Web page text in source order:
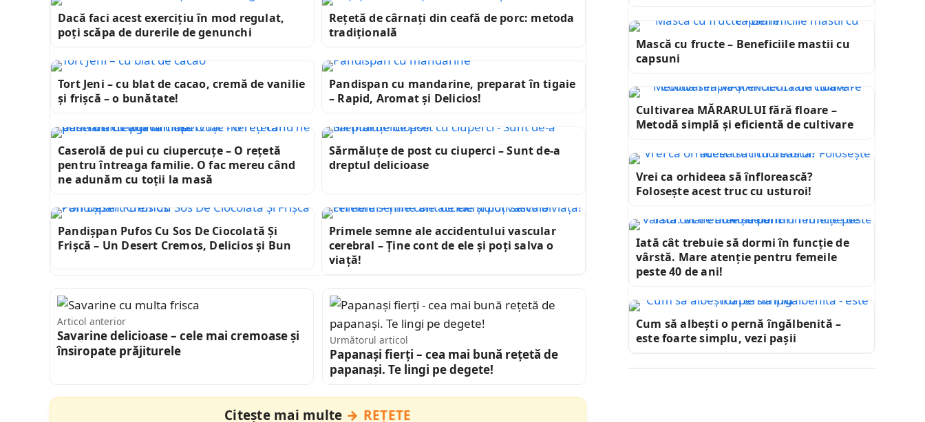
Dacă faci acest exercițiu în mod regulat,
poți scăpa de durerile de genunchi
Rețetă de cârnați din ceafă de porc: metoda
tradițională
Tort Jeni – cu blat de cacao, cremă de vanilie
și frișcă – o bunătate!
Pandispan cu mandarine, preparat în tigaie
– Rapid, Aromat și Delicios!
Caserolă de pui cu ciupercuțe – O rețetă
pentru întreaga familie. O fac mereu când
ne adunăm cu toții la masă
Sărmăluțe de post cu ciuperci – Sunt de-a
dreptul delicioase
Pandișpan Pufos Cu Sos De Ciocolată Și
Frișcă – Un Desert Cremos, Delicios și Bun
Primele semne ale accidentului vascular
cerebral – Ține cont de ele și poți salva o
viață!
Articol anterior
Savarine delicioase – cele mai cremoase și
însiropate prăjiturele
Următorul articol
Papanași fierți – cea mai bună rețetă de
papanași. Te lingi pe degete!
Citește mai multe REȚETE
Mască cu fructe – Beneficiile mastii cu
capsuni
Cultivarea MĂRARULUI fără floare –
Metodă simplă și eficientă de cultivare
Vrei ca orhideea să înflorească?
Folosește acest truc cu usturoi!
Iată cât trebuie să dormi în funcție de
vârstă. Mare atenție pentru femeile
peste 40 de ani!
Cum să albești o pernă îngălbenită –
este foarte simplu, vezi pașii